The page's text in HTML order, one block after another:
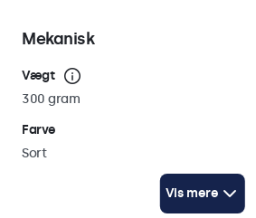
Mekanisk
Vægt
300 gram
Farve
Sort
250 cm (AC: 100 cm / DC: 150 cm)
Vis mere